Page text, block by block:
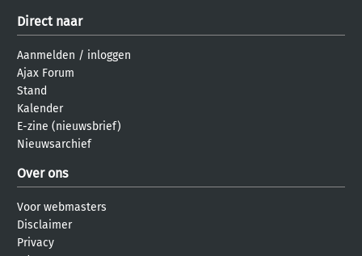
Direct naar
Aanmelden / inloggen
Ajax Forum
Stand
Kalender
E-zine (nieuwsbrief)
Nieuwsarchief
Over ons
Voor webmasters
Disclaimer
Privacy